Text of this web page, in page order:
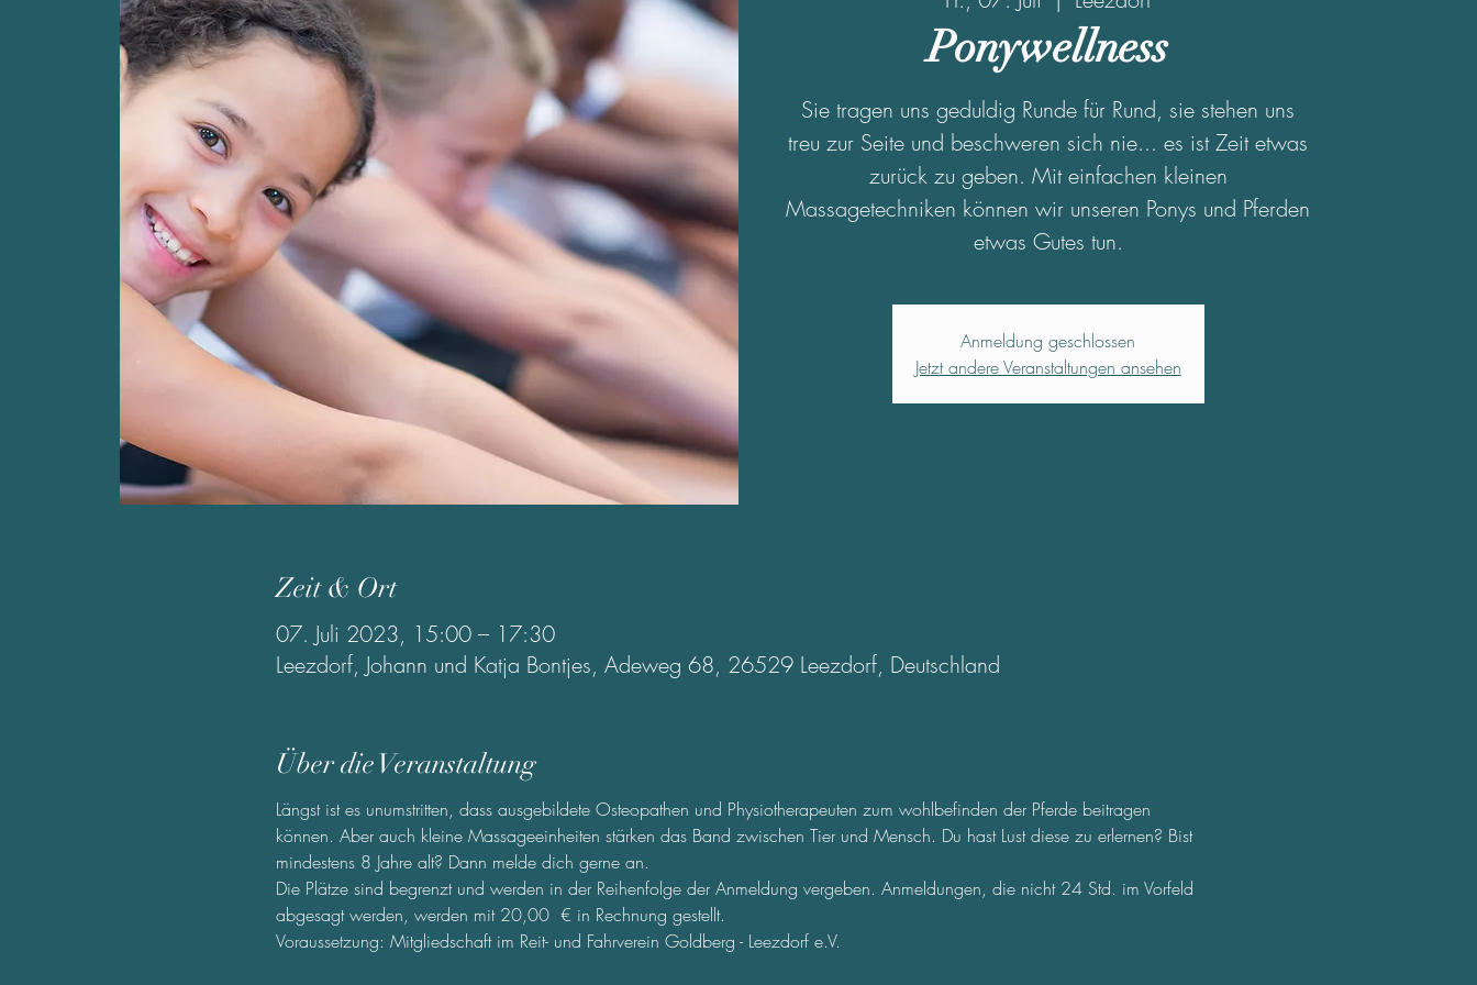
Ponywellness
Sie tragen uns geduldig Runde für Rund, sie stehen uns
treu zur Seite und beschweren sich nie... es ist Zeit etwas
zurück zu geben. Mit einfachen kleinen
Massagetechniken können wir unseren Ponys und Pferden
etwas Gutes tun.
Anmeldung geschlossen
Jetzt andere Veranstaltungen ansehen
Zeit & Ort
07. Juli 2023, 15:00 – 17:30
Leezdorf, Johann und Katja Bontjes, Adeweg 68, 26529 Leezdorf, Deutschland
Über die Veranstaltung
Längst ist es unumstritten, dass ausgebildete Osteopathen und Physiotherapeuten zum wohlbefinden der Pferde beitragen
können. Aber auch kleine Massageeinheiten stärken das Band zwischen Tier und Mensch. Du hast Lust diese zu erlernen? Bist
mindestens 8 Jahre alt? Dann melde dich gerne an.
Die Plätze sind begrenzt und werden in der Reihenfolge der Anmeldung vergeben. Anmeldungen, die nicht 24 Std. im Vorfeld
abgesagt werden, werden mit 20,00  € in Rechnung gestellt.
Voraussetzung: Mitgliedschaft im Reit- und Fahrverein Goldberg - Leezdorf e.V.